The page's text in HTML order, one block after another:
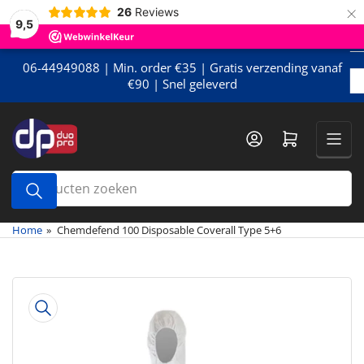
9,5
26 Reviews ×
Meteen
naar
de
content06-44949088 | Min. order €35 | Gratis verzending vanaf
€90 | Snel geleverd
Producten
zoeken
Mini-winkelwagen openen
Home » Chemdefend 100 Disposable Coverall Type 5+6
naar